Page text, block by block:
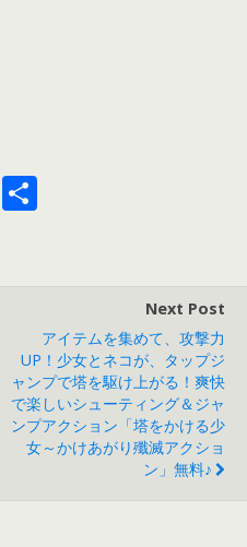
E
Next Post
アイテムを集めて、攻撃力
UP！少女とネコが、タップジ
ャンプで塔を駆け上がる！爽快
で楽しいシューティング＆ジャ
ンプアクション「塔をかける少
女～かけあがり殲滅アクショ
ン」無料♪